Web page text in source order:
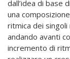
dall’idea di base
una
ritmica dei
andando avanti
incremento di